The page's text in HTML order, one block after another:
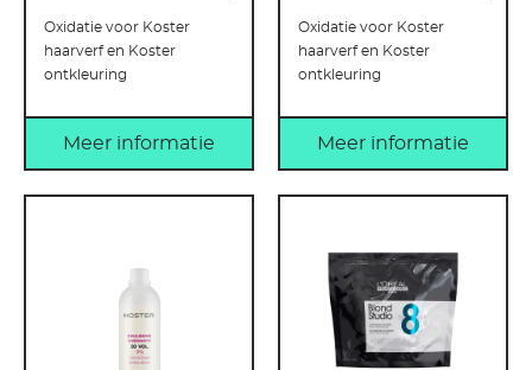
Oxidatie voor Koster
haarverf en Koster
ontkleuring
Meer informatie
Oxidatie voor Koster
haarverf en Koster
ontkleuring
Meer informatie